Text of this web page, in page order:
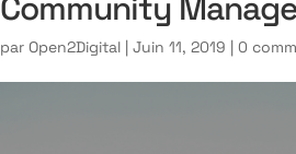
parOpen2Digital |Juin 11, 2019 |0